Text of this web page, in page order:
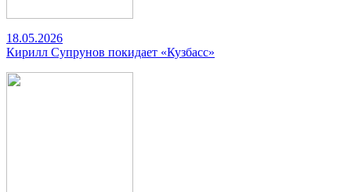
18.05.2026
Кирилл Супрунов покидает «Кузбасс»